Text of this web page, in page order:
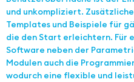
und unkompliziert.
Templates und Beispiele für
die den Start erleichtern.
Software neben der
Modulen auch die
wodurch eine flexible und